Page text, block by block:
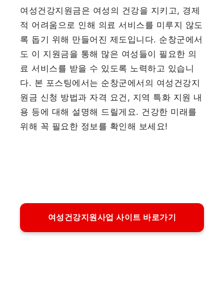
여성건강지원금은 여성의 건강을 지키고, 경제
적 어려움으로 인해 의료 서비스를 미루지 않도
록 돕기 위해 만들어진 제도입니다. 순창군에서
도 이 지원금을 통해 많은 여성들이 필요한 의
료 서비스를 받을 수 있도록 노력하고 있습니
다. 본 포스팅에서는 순창군에서의 여성건강지
원금 신청 방법과 자격 요건, 지역 특화 지원 내
용 등에 대해 설명해 드릴게요. 건강한 미래를
위해 꼭 필요한 정보를 확인해 보세요!
여성건강지원사업 사이트 바로가기